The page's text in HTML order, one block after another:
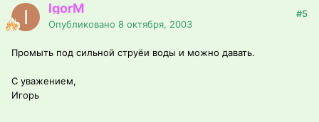
IgorM
Опубликовано 8 октября, 2003
#5
Промыть под сильной струёи воды и можно давать.
С уважением,
Игорь